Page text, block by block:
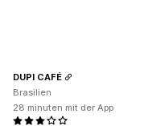
DUPI CAFÉ
Brasilien
28 minuten mit der App